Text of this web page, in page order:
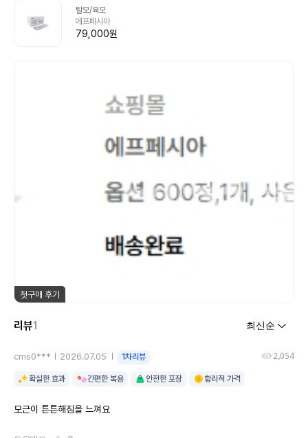
탈모/육모
에프페시아
79,000원
첫구매 후기
리뷰1
cms0*** 2026.07.05 1차리뷰 2,054
확실한 효과 간편한 복용 안전한 포장 합리적 가격
모근이 튼튼해짐을 느껴요